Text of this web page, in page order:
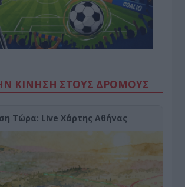
ΚΙΝΗΣΗ ΣΤΟΥΣ ΔΡΌΜΟΥΣ
Τώρα: Live Χάρτης Αθήνας